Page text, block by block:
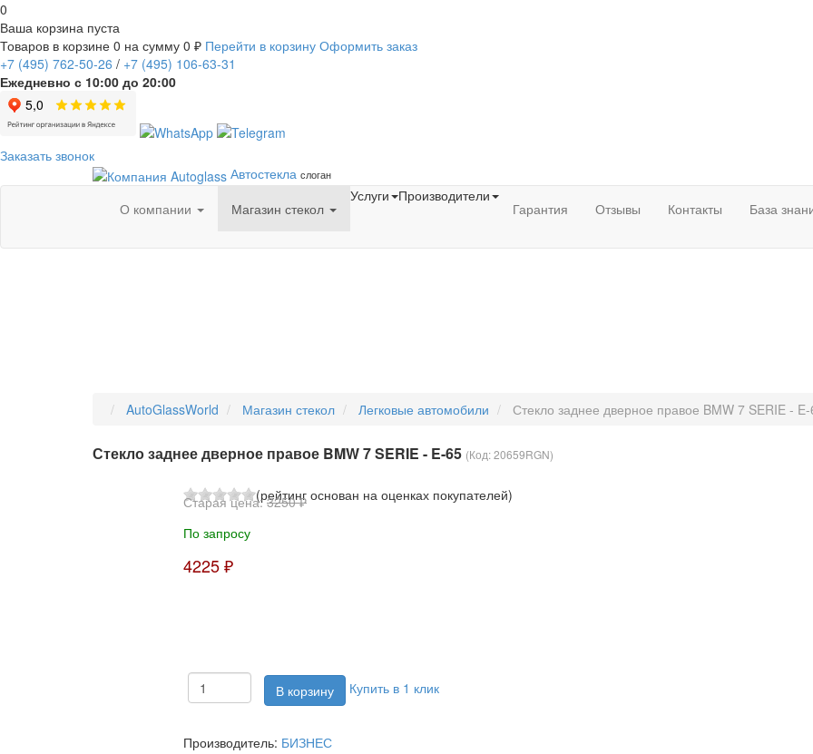
0
Ваша корзина пуста
Товаров в корзине 0 на сумму 0 ₽ Перейти в корзину Оформить заказ
+7 (495) 762-50-26 / +7 (495) 106-63-31
Ежедневно с 10:00 до 20:00
Заказать звонок
Автостекла слоган
О компании Магазин стекол
Услуги Производители
Гарантия Отзывы Контакты База
AutoGlassWorld Магазин стекол Легковые автомобили Стекло заднее дверное правое BMW 7 SERIE -
Стекло заднее дверное правое BMW 7 SERIE - E-65 (Код:20659RGN)
(рейтинг основан на оценках покупателей)
Старая цена:3250 ₽
По запросу
4225 ₽
Купить в 1 клик
Производитель: БИЗНЕС